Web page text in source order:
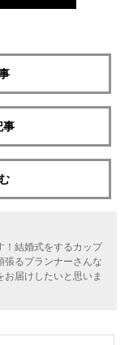
事
！結婚式をするカップ
張るプランナーさんな
お届けしたいと思いま